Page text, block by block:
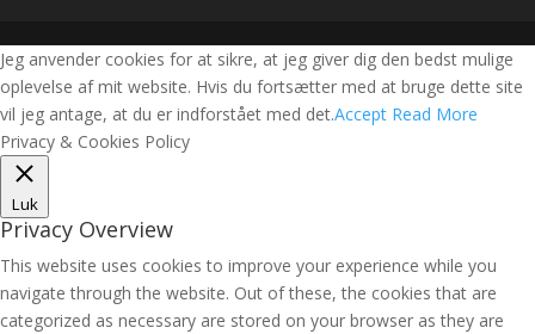
Jeg anvender cookies for at sikre, at jeg giver dig den bedst mulige
oplevelse af mit website. Hvis du fortsætter med at bruge dette site
vil jeg antage, at du er indforstået med det.Accept Read More
Privacy & Cookies Policy
Luk
Privacy Overview
This website uses cookies to improve your experience while you
navigate through the website. Out of these, the cookies that are
categorized as necessary are stored on your browser as they are